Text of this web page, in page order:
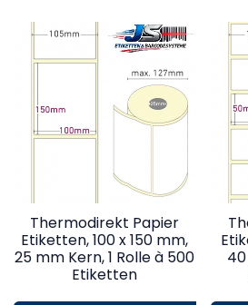
Thermodirekt Papier
Etiketten, 100 x 150 mm,
25 mm Kern, 1 Rolle à 500
Etiketten